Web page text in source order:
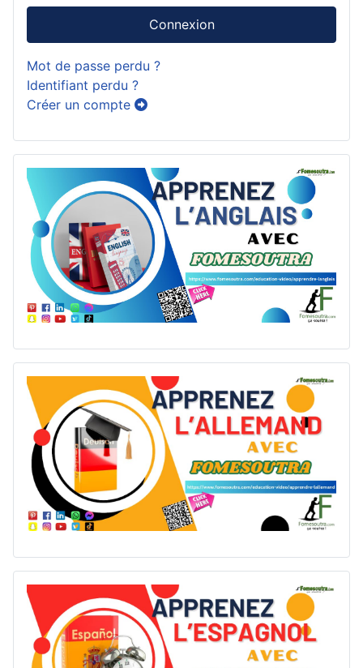
Connexion
Mot de passe perdu ?
Identifiant perdu ?
Créer un compte